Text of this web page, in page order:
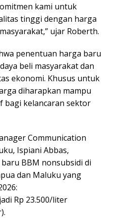
kami untuk
tinggi dengan harga
ujar Roberth.
penentuan harga baru
beli masyarakat dan
ekonomi. Khusus untuk
diharapkan mampu
bagi kelancaran sektor
Communication
Ispiani Abbas,
BBM nonsubsidi di
dan Maluku yang
Rp 23.500/liter